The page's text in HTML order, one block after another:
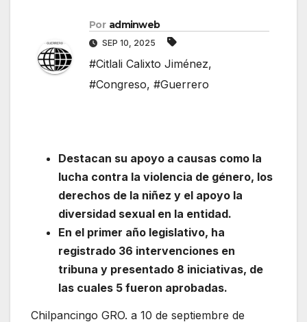
Por adminweb
SEP 10, 2025
#Citlali Calixto Jiménez,
#Congreso, #Guerrero
Destacan su apoyo a causas como la
lucha contra la violencia de género, los
derechos de la niñez y el apoyo la
diversidad sexual en la entidad.
En el primer año legislativo, ha
registrado 36 intervenciones en
tribuna y presentado 8 iniciativas, de
las cuales 5 fueron aprobadas.
Chilpancingo GRO. a 10 de septiembre de